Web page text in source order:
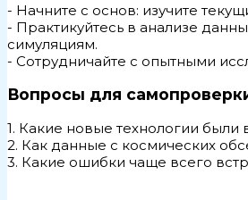
- Начните с основ: изучите
- Практикуйтесь в анализе
симуляциям.
- Сотрудничайте с опытными
Вопросы для
1. Какие новые технологии
2. Как данные с космических
3. Какие ошибки чаще всего